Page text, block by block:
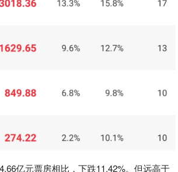
亿元票房相比，下跌11.42%。但远高于